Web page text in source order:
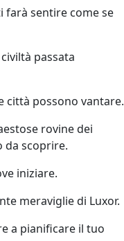
farà sentire come se
passata
città possono vantare.
rovine dei
da scoprire.
iniziare.
meraviglie di Luxor.
a pianificare il tuo